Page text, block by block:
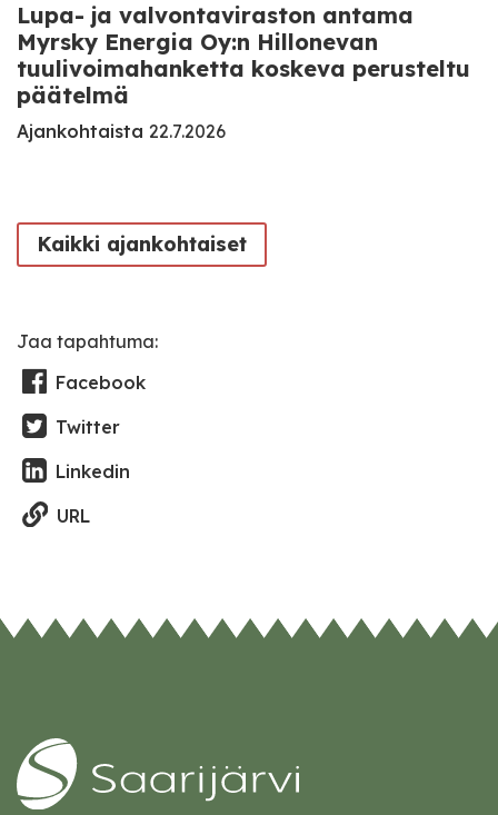
Lupa- ja valvontaviraston antama
Myrsky Energia Oy:n Hillonevan
tuulivoimahanketta koskeva perusteltu
päätelmä
Ajankohtaista 22.7.2026
Kaikki ajankohtaiset
Jaa tapahtuma:
Facebook
Twitter
Linkedin
URL